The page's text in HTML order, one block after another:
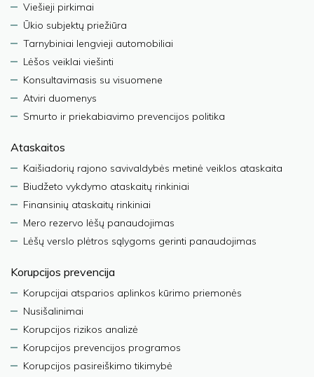
Viešieji pirkimai
Ūkio subjektų priežiūra
Tarnybiniai lengvieji automobiliai
Lėšos veiklai viešinti
Konsultavimasis su visuomene
Atviri duomenys
Smurto ir priekabiavimo prevencijos politika
Ataskaitos
Kaišiadorių rajono savivaldybės metinė veiklos ataskaita
Biudžeto vykdymo ataskaitų rinkiniai
Finansinių ataskaitų rinkiniai
Mero rezervo lėšų panaudojimas
Lėšų verslo plėtros sąlygoms gerinti panaudojimas
Korupcijos prevencija
Korupcijai atsparios aplinkos kūrimo priemonės
Nusišalinimai
Korupcijos rizikos analizė
Korupcijos prevencijos programos
Korupcijos pasireiškimo tikimybė